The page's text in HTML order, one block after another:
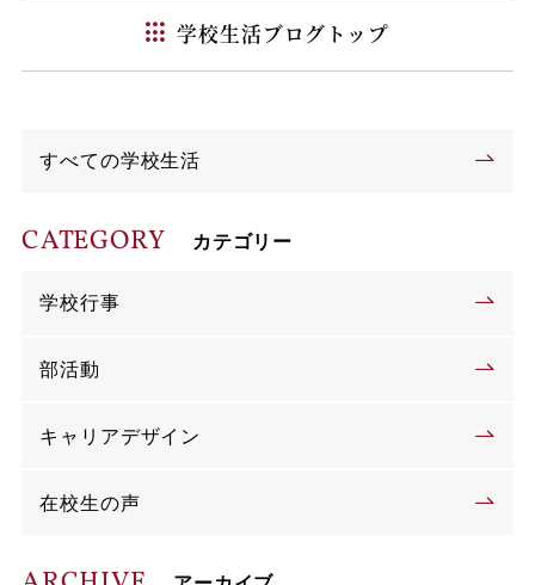
学校生活ブログトップ
すべての学校生活
CATEGORY カテゴリー
学校行事
部活動
キャリアデザイン
在校生の声